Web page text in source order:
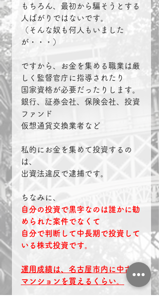
もちろん、最初から騙そうとする
人ばがりではないです。
（そんな奴も何人もいました
が・・・）
ですから、お金を集める職業は厳
しく監督官庁に指導されたり
国家資格が必要だったりします。
銀行、証券会社、保険会社、投資
ファンド
仮想通貨交換業者など
私的にお金を集めて投資するの
は、
出資法違反で逮捕です。
ちなみに、
自分の投資で黒字なのは誰かに勧
められた案件でなくて
自分で判断して中長期で投資して
いる株式投資です。
運用成績は、名古屋市内に中古の
マンションを買えるくらい。